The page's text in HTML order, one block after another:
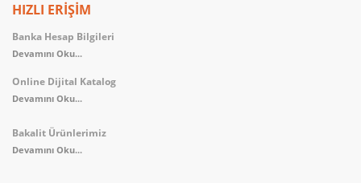
HIZLI ERİŞİM
Banka Hesap Bilgileri
Devamını Oku...
Online Dijital Katalog
Devamını Oku...
Bakalit Ürünlerimiz
Devamını Oku...